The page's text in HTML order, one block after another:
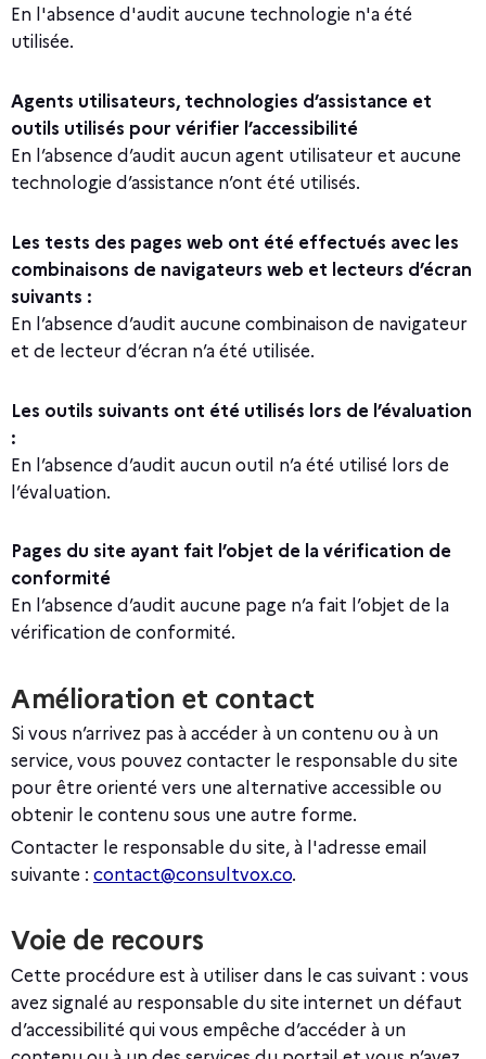
En l'absence d'audit aucune technologie n'a été
utilisée.
Agents utilisateurs, technologies d’assistance et
outils utilisés pour vérifier l’accessibilité
En l’absence d’audit aucun agent utilisateur et aucune
technologie d’assistance n’ont été utilisés.
Les tests des pages web ont été effectués avec les
combinaisons de navigateurs web et lecteurs d’écran
suivants :
En l’absence d’audit aucune combinaison de navigateur
et de lecteur d’écran n’a été utilisée.
Les outils suivants ont été utilisés lors de l’évaluation
:
En l’absence d’audit aucun outil n’a été utilisé lors de
l’évaluation.
Pages du site ayant fait l’objet de la vérification de
conformité
En l’absence d’audit aucune page n’a fait l’objet de la
vérification de conformité.
Amélioration et contact
Si vous n’arrivez pas à accéder à un contenu ou à un
service, vous pouvez contacter le responsable du site
pour être orienté vers une alternative accessible ou
obtenir le contenu sous une autre forme.
Contacter le responsable du site, à l'adresse email
suivante : contact@consultvox.co.
Voie de recours
Cette procédure est à utiliser dans le cas suivant : vous
avez signalé au responsable du site internet un défaut
d’accessibilité qui vous empêche d’accéder à un